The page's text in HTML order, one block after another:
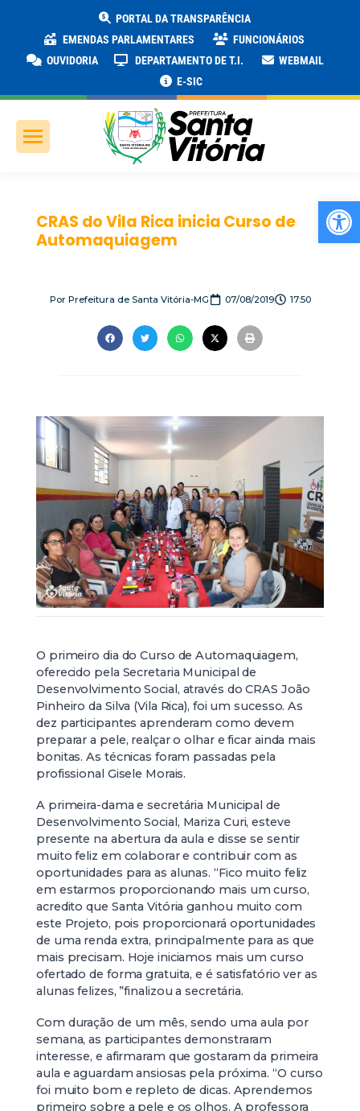
PORTAL DA TRANSPARÊNCIA
EMENDAS PARLAMENTARES
FUNCIONÁRIOS
OUVIDORIA
DEPARTAMENTO DE T.I.
WEBMAIL
E-SIC
CRAS do Vila Rica inicia Curso de
Automaquiagem
PorPrefeitura de Santa Vitória-MG 07/08/2019 17:50
O primeiro dia do Curso de Automaquiagem,
oferecido pela Secretaria Municipal de
Desenvolvimento Social, através do CRAS João
Pinheiro da Silva (Vila Rica), foi um sucesso. As
dez participantes aprenderam como devem
preparar a pele, realçar o olhar e ficar ainda mais
bonitas. As técnicas foram passadas pela
profissional Gisele Morais.
A primeira-dama e secretária Municipal de
Desenvolvimento Social, Mariza Curi, esteve
presente na abertura da aula e disse se sentir
muito feliz em colaborar e contribuir com as
oportunidades para as alunas. “Fico muito feliz
em estarmos proporcionando mais um curso,
acredito que Santa Vitória ganhou muito com
este Projeto, pois proporcionará oportunidades
de uma renda extra, principalmente para as que
mais precisam. Hoje iniciamos mais um curso
ofertado de forma gratuita, e é satisfatório ver as
alunas felizes, ”finalizou a secretária.
Com duração de um mês, sendo uma aula por
semana, as participantes demonstraram
interesse, e afirmaram que gostaram da primeira
aula e aguardam ansiosas pela próxima. “O curso
foi muito bom e repleto de dicas. Aprendemos
primeiro sobre a pele e os olhos. A professora